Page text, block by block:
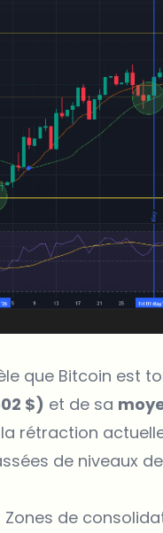
que Bitcoin est
$) et de sa
rétraction
de niveaux
Zones de